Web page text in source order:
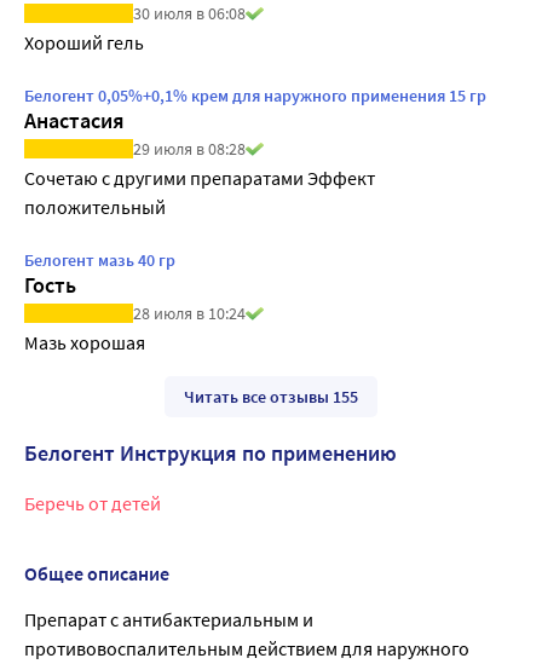
30 июля в 06:08
Хороший гель
Белогент 0,05%+0,1% крем для наружного применения 15 гр
Анастасия
29 июля в 08:28
Сочетаю с другими препаратами Эффект
положительный
Белогент мазь 40 гр
Гость
28 июля в 10:24
Мазь хорошая
Читать все отзывы 155
Белогент Инструкция по применению
Беречь от детей
Общее описание
Препарат с антибактериальным и
противовоспалительным действием для наружного